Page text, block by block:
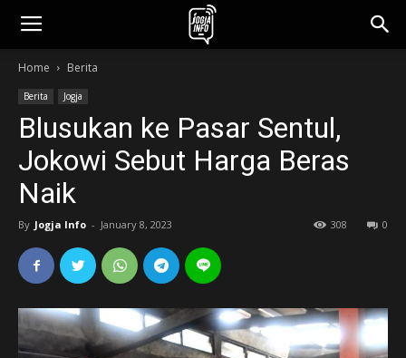
jogjainfo.id
Home Berita
Berita Jogja
Blusukan ke Pasar Sentul,
Jokowi Sebut Harga Beras
Naik
By Jogja Info - January 8, 2023 0
308